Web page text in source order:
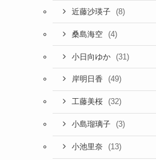
近藤沙瑛子 (8)
桑島海空 (4)
小日向ゆか (31)
岸明日香 (49)
工藤美桜 (32)
小島瑠璃子 (3)
小池里奈 (13)